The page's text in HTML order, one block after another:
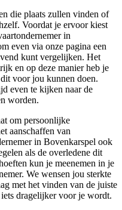
die plaats zullen vinden of
Voordat je ervoor kiest
in
even via onze pagina een
kunt vergelijken. Het
en op deze manier heb je
voor jou kunnen doen.
even te kijken naar de
worden.
om persoonlijke
aanschaffen van
in Bovenkarspel ook
als de overledene dit
kun je meenemen in je
We wensen jou sterkte
met het vinden van de juiste
dragelijker voor je wordt.